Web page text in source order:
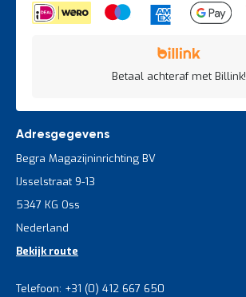
Betaal achteraf met Billink!
Adresgegevens
Begra Magazijninrichting BV
IJsselstraat 9-13
5347 KG Oss
Nederland
Bekijk route
Telefoon: +31 (0) 412 667 650